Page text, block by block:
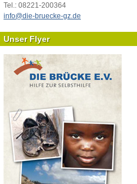
Tel.: 08221-200364
info@die-bruecke-gz.de
Unser Flyer